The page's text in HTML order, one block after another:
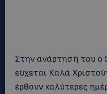
Στην ανάρτησή του ο
εύχεται Καλά
έρθουν καλύτερες